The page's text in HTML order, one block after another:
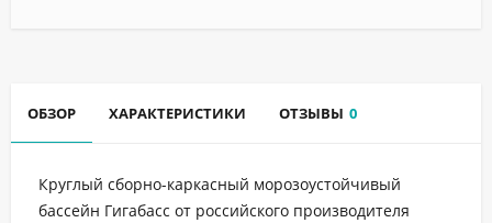
ОБЗОР ХАРАКТЕРИСТИКИ ОТЗЫВЫ 0
Круглый сборно-каркасный морозоустойчивый
бассейн Гигабасс от российского производителя